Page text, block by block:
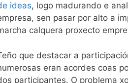
ideas, logo madurando e
sen pasar por alto a
calquera proxecto
que destacar a
eran acordes coas
participantes. O problema